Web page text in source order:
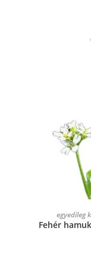
egyedileg
Fehér